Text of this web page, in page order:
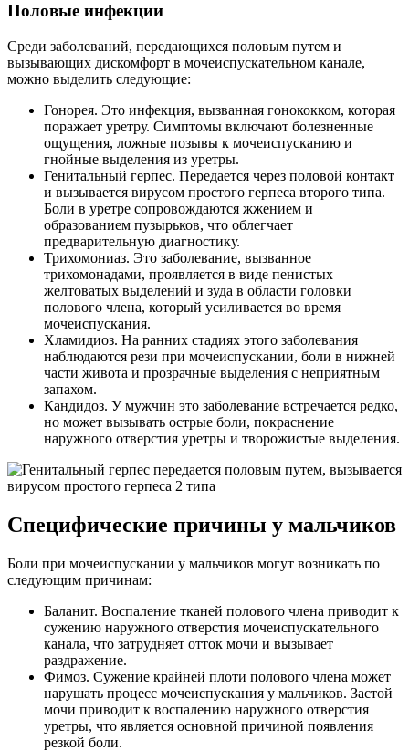
Половые инфекции
Среди заболеваний, передающихся половым путем и
вызывающих дискомфорт в мочеиспускательном канале,
можно выделить следующие:
Гонорея. Это инфекция, вызванная гонококком, которая
поражает уретру. Симптомы включают болезненные
ощущения, ложные позывы к мочеиспусканию и
гнойные выделения из уретры.
Генитальный герпес. Передается через половой контакт
и вызывается вирусом простого герпеса второго типа.
Боли в уретре сопровождаются жжением и
образованием пузырьков, что облегчает
предварительную диагностику.
Трихомониаз. Это заболевание, вызванное
трихомонадами, проявляется в виде пенистых
желтоватых выделений и зуда в области головки
полового члена, который усиливается во время
мочеиспускания.
Хламидиоз. На ранних стадиях этого заболевания
наблюдаются рези при мочеиспускании, боли в нижней
части живота и прозрачные выделения с неприятным
запахом.
Кандидоз. У мужчин это заболевание встречается редко,
но может вызывать острые боли, покраснение
наружного отверстия уретры и творожистые выделения.
Специфические причины у мальчиков
Боли при мочеиспускании у мальчиков могут возникать по
следующим причинам:
Баланит. Воспаление тканей полового члена приводит к
сужению наружного отверстия мочеиспускательного
канала, что затрудняет отток мочи и вызывает
раздражение.
Фимоз. Сужение крайней плоти полового члена может
нарушать процесс мочеиспускания у мальчиков. Застой
мочи приводит к воспалению наружного отверстия
уретры, что является основной причиной появления
резкой боли.